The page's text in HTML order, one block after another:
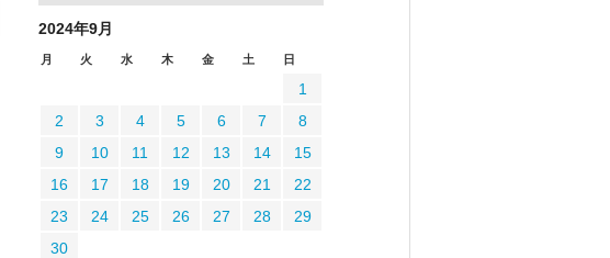
2024年9月
月 火 水 木 金 土 日
1
2
3 4 5 6 7
8
9
10 11 12 13 14
15
16
17 18 19 20 21
22
23
24 25 26 27 28
29
30